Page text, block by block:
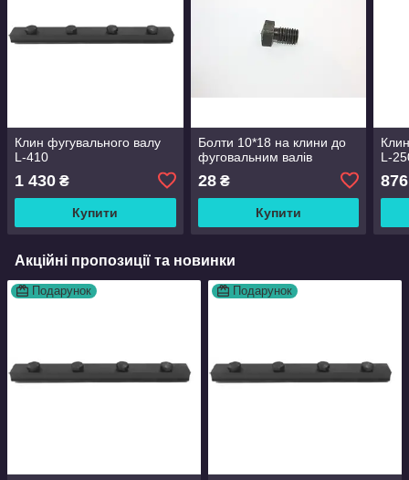
Клин фугувального валу
L-410
1 430 ₴
Купити
Болти 10*18 на клини до
фуговальним валів
28₴
Купити
L-
876
Акційні пропозиції та новинки
Подарунок Подарунок